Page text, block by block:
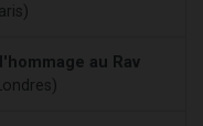
au Rav